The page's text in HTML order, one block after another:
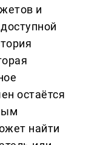
и
остаётся
найти